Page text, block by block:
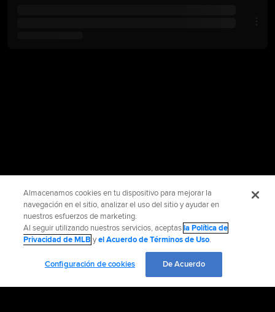
Almacenamos cookies en tu dispositivo para mejorar la
navegación en el sitio, analizar el uso del sitio y ayudar en
nuestros esfuerzos de marketing.
Al seguir utilizando nuestros servicios, aceptasla Política de
Privacidad de MLB yel Acuerdo de Términos de Uso.
Configuración de cookies De Acuerdo